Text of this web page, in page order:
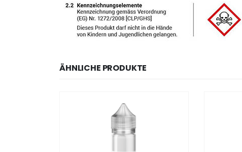
ÄHNLICHE PRODUKTE